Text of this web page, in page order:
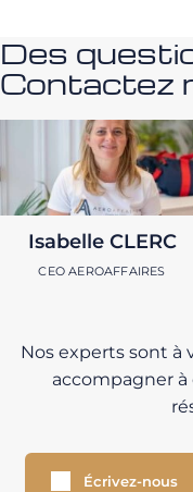
Des
Contactez
Isabelle CLERC
CEO AEROAFFAIRES
Nos experts sont à
accompagner
Écrivez-nous